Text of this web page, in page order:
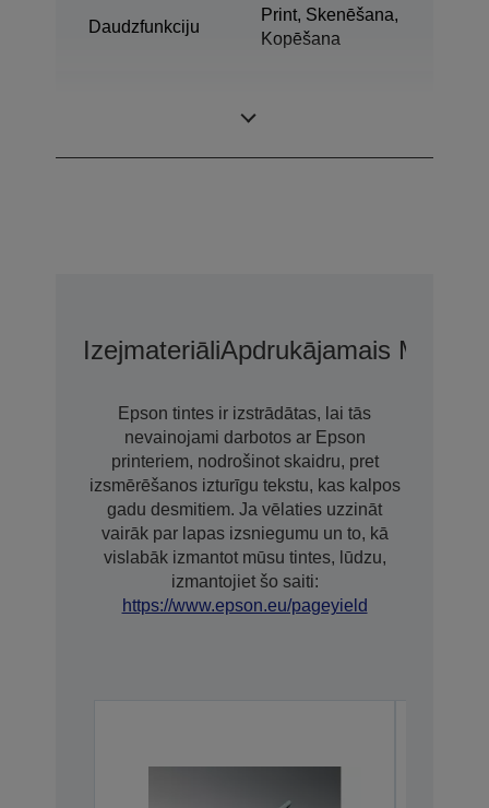
Daudzfunkciju
Print, Skenēšana,
Kopēšana
IzejmateriāliApdrukājamais
Epson tintes ir izstrādātas, lai tās
nevainojami darbotos ar Epson
printeriem, nodrošinot skaidru, pret
izsmērēšanos izturīgu tekstu, kas kalpos
gadu desmitiem. Ja vēlaties uzzināt
vairāk par lapas izsniegumu un to, kā
vislabāk izmantot mūsu tintes, lūdzu,
izmantojiet šo saiti:
https://www.epson.eu/pageyield